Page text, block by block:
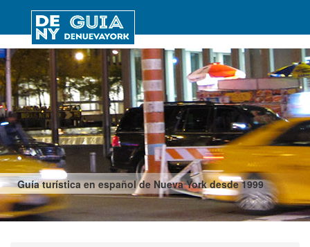
Guía turística en español de Nueva York desde 1999